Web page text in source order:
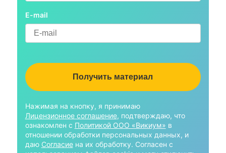
E-mail
Нажимая на кнопку, я принимаю
Лицензионное соглашение, подтверждаю, что
ознакомлен с Политикой ООО «Викиум» в
отношении обработки персональных данных, и
даю Согласиена их обработку. Согласен с